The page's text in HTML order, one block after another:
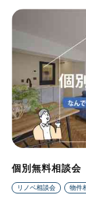
個別無料相談会
リノベ相談会 物件